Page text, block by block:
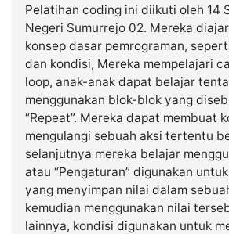
Pelatihan coding ini diikuti oleh 14
Negeri Sumurrejo 02. Mereka
konsep dasar pemrograman,
dan kondisi, Mereka mempelajari
loop, anak-anak dapat belajar
menggunakan blok-blok yang
“Repeat”. Mereka dapat membuat
mengulangi sebuah aksi tertentu
selanjutnya mereka belajar
atau “Pengaturan” digunakan
yang menyimpan nilai dalam
kemudian menggunakan nilai
lainnya, kondisi digunakan untuk